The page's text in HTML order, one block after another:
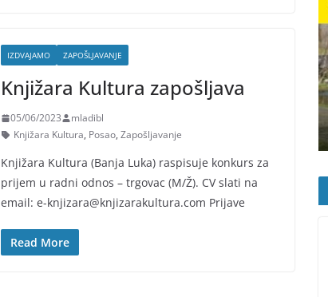
IZDVAJAMO ZAPOŠLJAVANJE
Knjižara Kultura zapošljava
05/06/2023
mladibl
Knjižara Kultura, Posao, Zapošljavanje
Knjižara Kultura (Banja Luka) raspisuje konkurs za
prijem u radni odnos – trgovac (M/Ž). CV slati na
email: e-knjizara@knjizarakultura.com Prijave
Read More